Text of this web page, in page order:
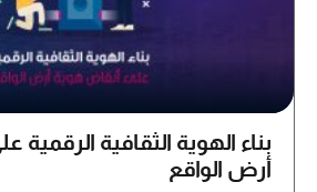
بناء الهوية الثقافية
أرض الواقع